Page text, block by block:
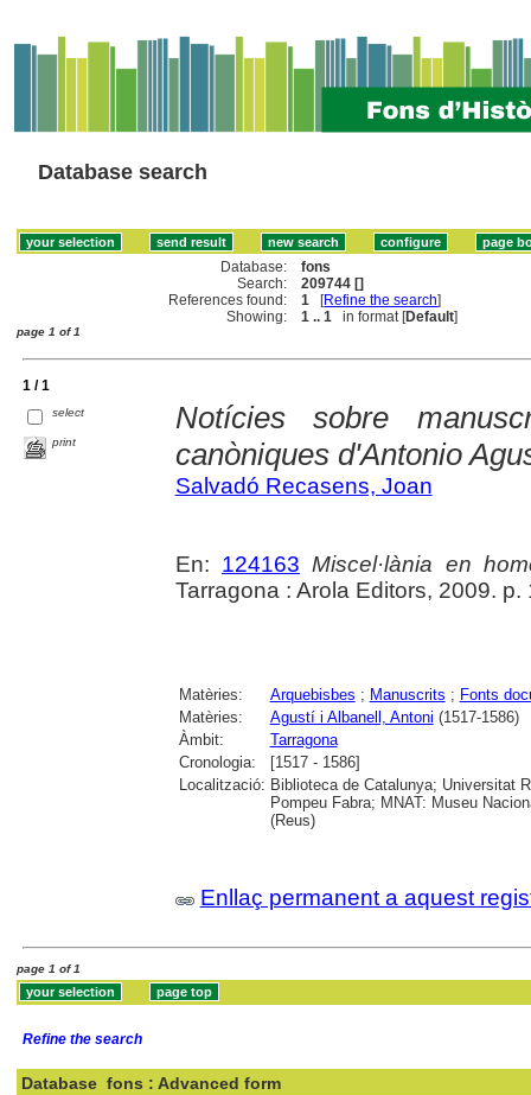
Database search
Database:
fons
Search:
209744 []
References found:
1 [Refine the search]
Showing:
1 .. 1 in format [Default]
page 1 of 1
1 / 1
select
print
Notícies sobre
canòniques d'Antonio
Salvadó Recasens, Joan
En: 124163 Miscel·lània en
Tarragona : Arola Editors, 2009. p.
Matèries: Arquebisbes ; Manuscrits ; Fonts
Matèries:
Agustí i Albanell, Antoni (1517-1586)
Àmbit:
Tarragona
Cronologia:
[1517 - 1586]
Localització: Biblioteca de Catalunya; Universitat
Pompeu Fabra; MNAT: Museu
(Reus)
Enllaç permanent a aquest
page 1 of 1
Refine the search
Database fons : Advanced form